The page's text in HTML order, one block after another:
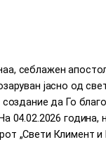
себлажен
јасно од
создание да Го
04.02.2026 година,
„Свети Климент